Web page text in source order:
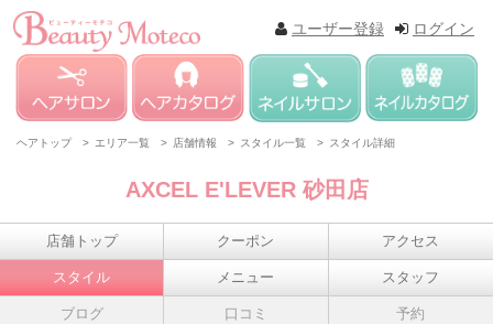
ログイン
ユーザー登録
ヘアトップ > エリア一覧 > 店舗情報 > スタイル一覧 > スタイル詳細
AXCEL E'LEVER 砂田店
店舗トップ クーポン アクセス
スタイル メニュー スタッフ
ブログ 口コミ 予約